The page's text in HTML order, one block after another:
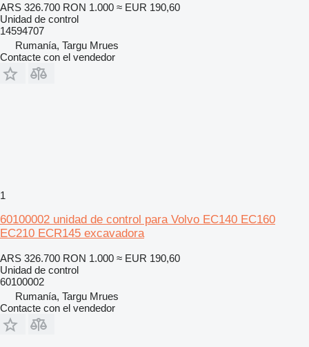
ARS 326.700 RON 1.000 ≈ EUR 190,60
Unidad de control
14594707
Rumanía, Targu Mrues
Contacte con el vendedor
1
60100002 unidad de control para Volvo EC140 EC160
EC210 ECR145 excavadora
ARS 326.700 RON 1.000 ≈ EUR 190,60
Unidad de control
60100002
Rumanía, Targu Mrues
Contacte con el vendedor